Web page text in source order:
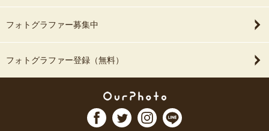
フォトグラファー募集中
フォトグラファー登録（無料）